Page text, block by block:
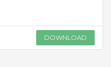
DOWNLOAD